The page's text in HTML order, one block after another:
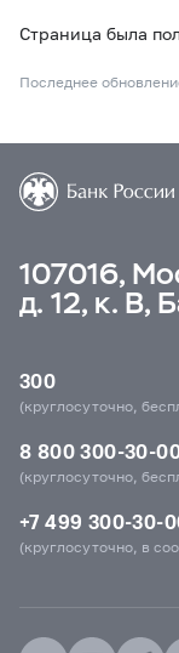
Страница была
Последнее
107016,
д. 12, к. В,
300
(круглосуточно,
8 800 300-30-
(круглосуточно,
+7 499 300-30-
(круглосуточно, в